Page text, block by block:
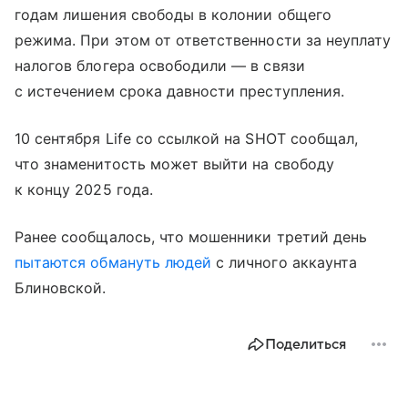
годам лишения свободы в колонии общего
режима. При этом от ответственности за неуплату
налогов блогера освободили — в связи
с истечением срока давности преступления.
10 сентября Life со ссылкой на SHOT сообщал,
что знаменитость может выйти на свободу
к концу 2025 года.
Ранее сообщалось, что мошенники третий день
пытаются обмануть людей с личного аккаунта
Блиновской.
Поделиться